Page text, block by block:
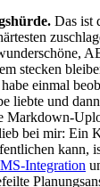
Das ist
stecken
einmal
liebte und
Markdown-
bei mir: Ein
kann,
Integration